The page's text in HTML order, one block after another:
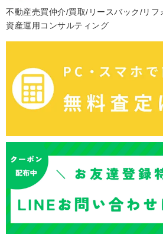
不動産売買仲介/買取/リースバック/リ
資産運用コンサルティング